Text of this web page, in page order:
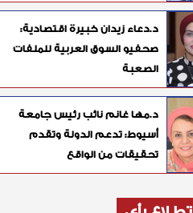
د.دعاء زيدان خبيرة اقتصادية:
صحفيو السوق العربية للملفات
الصعبة
د.مها غانم نائب رئيس جامعة
أسيوط: تدعم الدولة وتقدم
تحقيقات من الواقع